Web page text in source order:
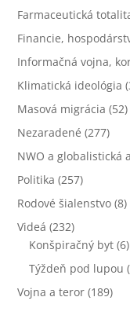
Farmaceutická
Financie,
Informačná vojna,
Klimatická ideológia
Masová migrácia (52)
Nezaradené (277)
NWO a globalistická
Politika (257)
Rodové šialenstvo (8)
Videá (232)
Konšpiračný byt (6)
Týždeň pod lupou
Vojna a teror (189)